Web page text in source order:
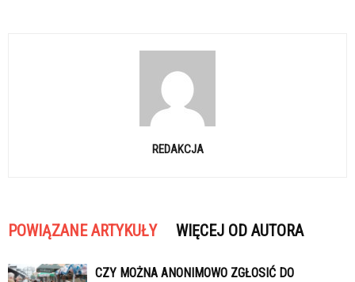
REDAKCJA
POWIĄZANE ARTYKUŁY WIĘCEJ OD AUTORA
CZY MOŻNA ANONIMOWO ZGŁOSIĆ DO